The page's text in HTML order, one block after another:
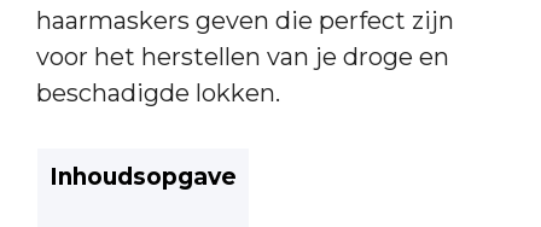
haarmaskers geven die perfect zijn
voor het herstellen van je droge en
beschadigde lokken.
Inhoudsopgave